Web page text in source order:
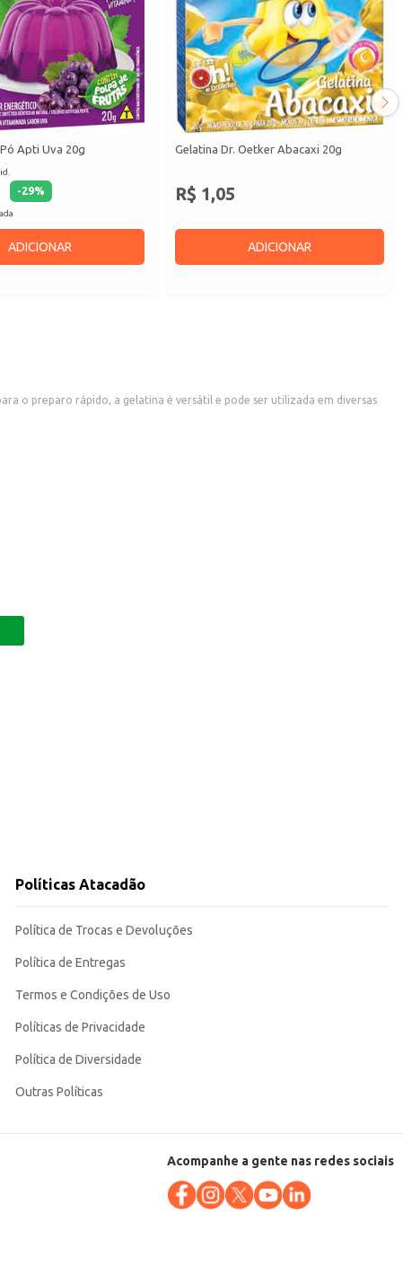
Apti Uva 20g
-29%
ADICIONAR
Gelatina Dr. Oetker Abacaxi 20g
R$ 1,05
ADICIONAR
o preparo rápido, a gelatina é versátil e pode ser utilizada em diversas
Políticas Atacadão
Política de Trocas e Devoluções
Política de Entregas
Termos e Condições de Uso
Políticas de Privacidade
Política de Diversidade
Outras Políticas
Acompanhe a gente nas redes sociais